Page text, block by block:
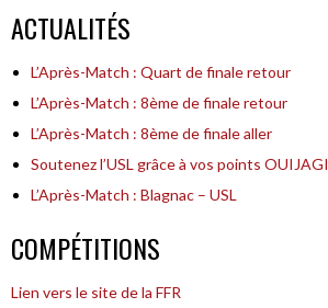
ARTICLES
ACTUALITÉS
L’Après-Match : Quart de finale retour
L’Après-Match : 8ème de finale retour
L’Après-Match : 8ème de finale aller
Soutenez l’USL grâce à vos points OUIJAGI
L’Après-Match : Blagnac – USL
COMPÉTITIONS
Lien vers le site de la FFR